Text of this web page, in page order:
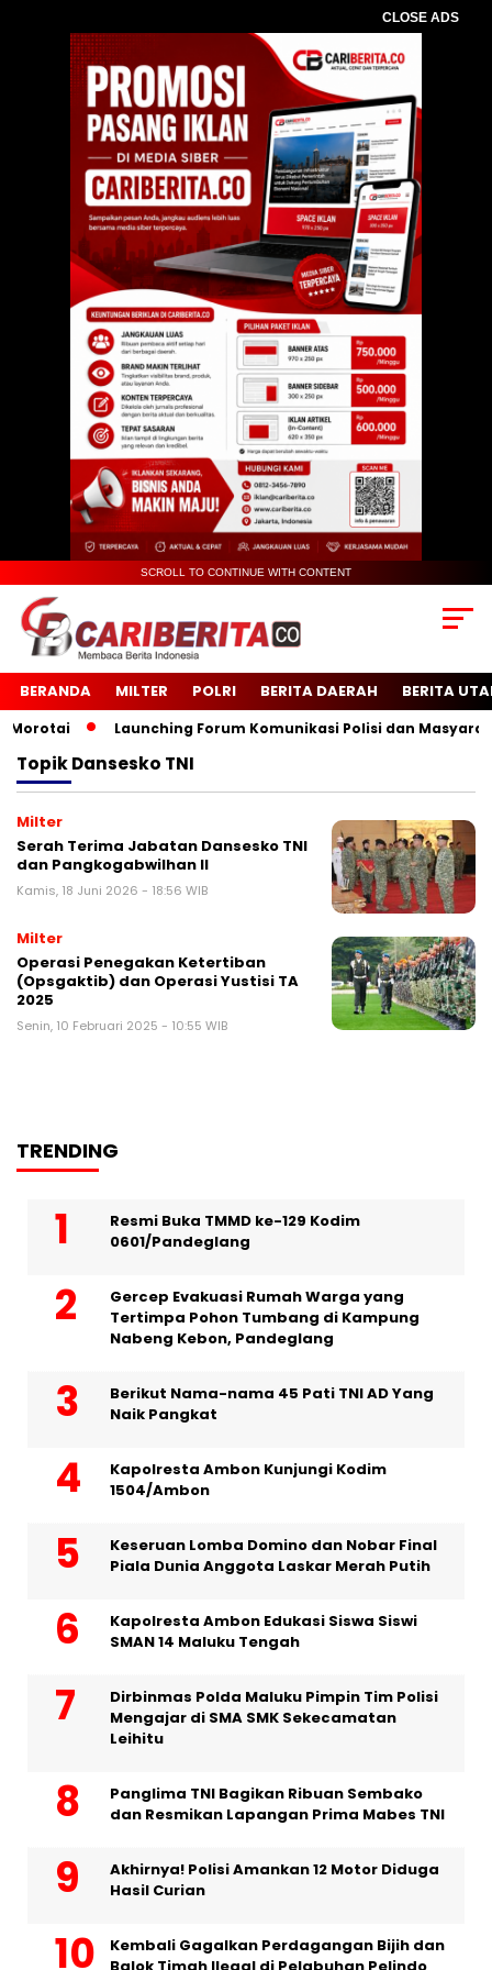
CLOSE ADS
SCROLL TO CONTINUE WITH CONTENT
BERANDA MILTER POLRI BERITA DAERAH BERITA
Launching Forum Komunikasi Polisi dan Masyarakat
TopikDansesko TNI
Milter
Serah Terima Jabatan Dansesko TNI
dan Pangkogabwilhan II
Kamis, 18 Juni 2026 - 18:56 WIB
Milter
Operasi Penegakan Ketertiban
(Opsgaktib) dan Operasi Yustisi TA
2025
Senin, 10 Februari 2025 - 10:55 WIB
TRENDING
Resmi Buka TMMD ke-129 Kodim
0601/Pandeglang
Gercep Evakuasi Rumah Warga yang
Tertimpa Pohon Tumbang di Kampung
Nabeng Kebon, Pandeglang
Berikut Nama-nama 45 Pati TNI AD Yang
Naik Pangkat
Kapolresta Ambon Kunjungi Kodim
1504/Ambon
Keseruan Lomba Domino dan Nobar Final
Piala Dunia Anggota Laskar Merah Putih
Kapolresta Ambon Edukasi Siswa Siswi
SMAN 14 Maluku Tengah
Dirbinmas Polda Maluku Pimpin Tim Polisi
Mengajar di SMA SMK Sekecamatan
Leihitu
Panglima TNI Bagikan Ribuan Sembako
dan Resmikan Lapangan Prima Mabes TNI
Akhirnya! Polisi Amankan 12 Motor Diduga
Hasil Curian
Kembali Gagalkan Perdagangan Bijih dan